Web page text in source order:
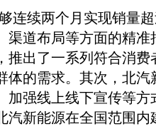
连续两个月实现销量
渠道布局等方面的精准
推出了一系列符合消费
体的需求。其次，北汽
加强线上线下宣传等方
汽新能源在全国范围内